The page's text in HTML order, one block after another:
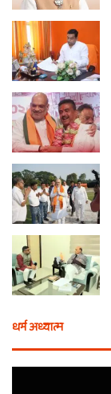
धर्म अध्यात्म